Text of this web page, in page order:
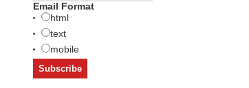
Email Format
html
text
mobile